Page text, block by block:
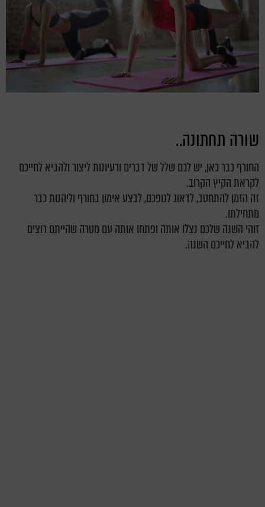
שורה תחתונה..
החורף כבר כאן, יש לכם שלל של דברים ורעיונות ליצור ולהביא לחייכם
לקראת הקיץ הקרוב.
זה הזמן להתחטב, לדאוג לגופכם, לבצע אימון בחורף וליהנות כבר
מתחילתו.
זוהי השנה שלכם נצלו אותה ופתחו אותה עם מטרה שהייתם רוצים
להביא לחייכם השנה.